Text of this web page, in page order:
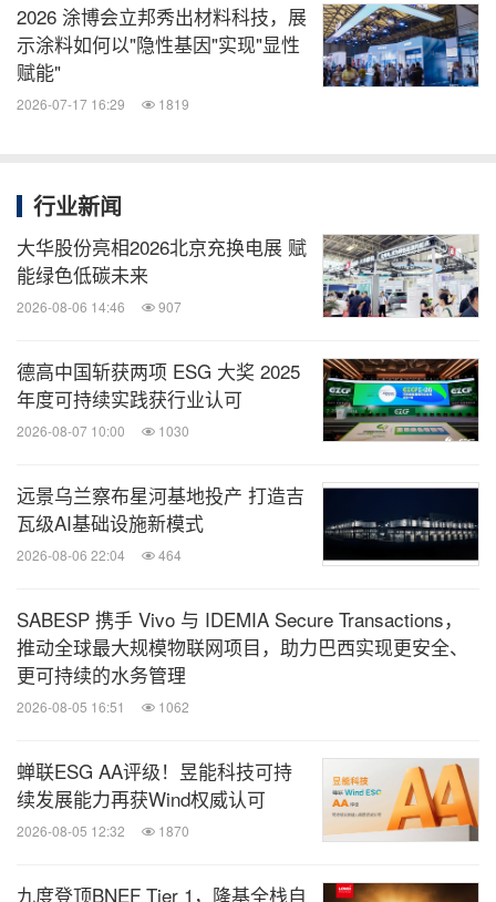
2026 涂博会立邦秀出材料科技，展
示涂料如何以"隐性基因"实现"显性
赋能"
2026-07-17 16:29 1819
行业新闻
大华股份亮相2026北京充换电展 赋
能绿色低碳未来
2026-08-06 14:46 907
德高中国斩获两项 ESG 大奖 2025
年度可持续实践获行业认可
2026-08-07 10:00 1030
远景乌兰察布星河基地投产 打造吉
瓦级AI基础设施新模式
2026-08-06 22:04 464
SABESP 携手 Vivo 与 IDEMIA Secure Transactions，
推动全球最大规模物联网项目，助力巴西实现更安全、
更可持续的水务管理
2026-08-05 16:51 1062
蝉联ESG AA评级！昱能科技可持
续发展能力再获Wind权威认可
2026-08-05 12:32 1870
九度登顶BNEF Tier 1，隆基全栈自